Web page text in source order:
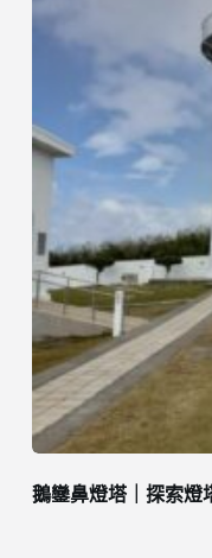
鵝鑾鼻燈塔｜探索燈